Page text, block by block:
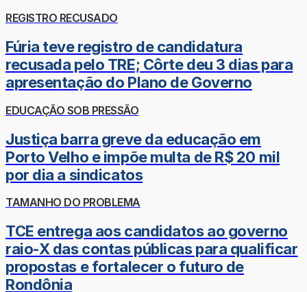
REGISTRO RECUSADO
Fúria teve registro de candidatura
recusada pelo TRE; Côrte deu 3 dias para
apresentação do Plano de Governo
EDUCAÇÃO SOB PRESSÃO
Justiça barra greve da educação em
Porto Velho e impõe multa de R$ 20 mil
por dia a sindicatos
TAMANHO DO PROBLEMA
TCE entrega aos candidatos ao governo
raio-X das contas públicas para qualificar
propostas e fortalecer o futuro de
Rondônia